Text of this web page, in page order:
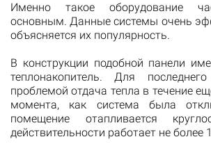
Именно такое оборудование
основным. Данные системы очень
объясняется их популярность.
В конструкции подобной панели
теплонакопитель. Для
проблемой отдача тепла в течение
момента, как система была
помещение отапливается
действительности работает не более